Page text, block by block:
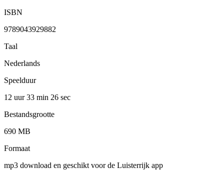
ISBN
9789043929882
Taal
Nederlands
Speelduur
12 uur 33 min 26 sec
Bestandsgrootte
690 MB
Formaat
mp3 download en geschikt voor de Luisterrijk app